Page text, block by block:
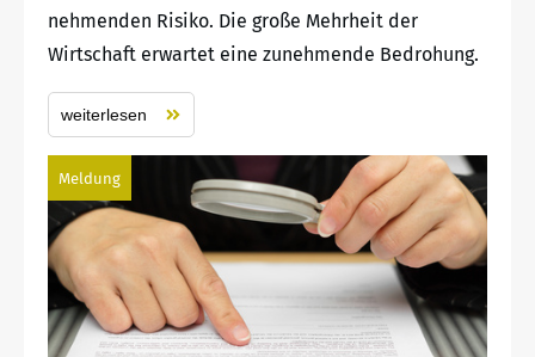
nehmenden Risiko. Die große Mehrheit der
Wirtschaft erwartet eine zunehmende Bedrohung.
weiterlesen
Meldung